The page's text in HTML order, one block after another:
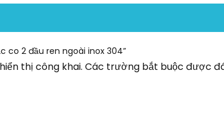
co 2 đầu ren ngoài inox 304”
thị công khai. Các trường bắt buộc được